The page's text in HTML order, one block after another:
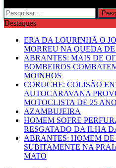
Pesquisar
por:
Destaques
ERA DA LOURINHÃ O
MORREU NA QUEDA
ABRANTES: MAIS DE
BOMBEIROS
MOINHOS
CORUCHE: COLISÃO
AUTOCARAVANA
MOTOCLISTA DE 25
AZAMBUJEIRA
HOMEM SOFRE
RESGATADO DA ILHA
ABRANTES: HOMEM DE
SUBITAMENTE NA
MATO